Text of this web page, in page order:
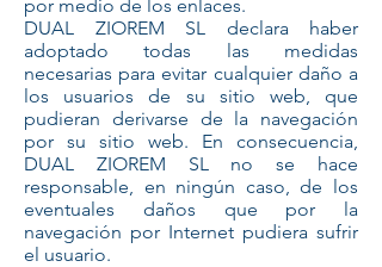
por medio de los enlaces.
DUAL ZIOREM SL declara haber
adoptado todas las medidas
necesarias para evitar cualquier daño a
los usuarios de su sitio web, que
pudieran derivarse de la navegación
por su sitio web. En consecuencia,
DUAL ZIOREM SL no se hace
responsable, en ningún caso, de los
eventuales daños que por la
navegación por Internet pudiera sufrir
el usuario.